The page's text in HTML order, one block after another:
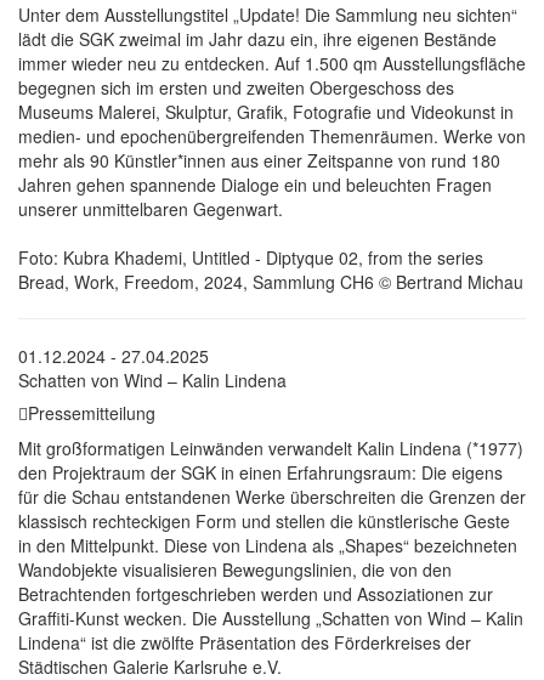
Unter dem Ausstellungstitel „Update! Die Sammlung neu sichten“
lädt die SGK zweimal im Jahr dazu ein, ihre eigenen Bestände
immer wieder neu zu entdecken. Auf 1.500 qm Ausstellungsfläche
begegnen sich im ersten und zweiten Obergeschoss des
Museums Malerei, Skulptur, Grafik, Fotografie und Videokunst in
medien- und epochenübergreifenden Themenräumen. Werke von
mehr als 90 Künstler*innen aus einer Zeitspanne von rund 180
Jahren gehen spannende Dialoge ein und beleuchten Fragen
unserer unmittelbaren Gegenwart.
Foto: Kubra Khademi, Untitled - Diptyque 02, from the series
Bread, Work, Freedom, 2024, Sammlung CH6 © Bertrand Michau
01.12.2024 - 27.04.2025
Schatten von Wind – Kalin Lindena
Pressemitteilung
Mit großformatigen Leinwänden verwandelt Kalin Lindena (*1977)
den Projektraum der SGK in einen Erfahrungsraum: Die eigens
für die Schau entstandenen Werke überschreiten die Grenzen der
klassisch rechteckigen Form und stellen die künstlerische Geste
in den Mittelpunkt. Diese von Lindena als „Shapes“ bezeichneten
Wandobjekte visualisieren Bewegungslinien, die von den
Betrachtenden fortgeschrieben werden und Assoziationen zur
Graffiti-Kunst wecken. Die Ausstellung „Schatten von Wind – Kalin
Lindena“ ist die zwölfte Präsentation des Förderkreises der
Städtischen Galerie Karlsruhe e.V.